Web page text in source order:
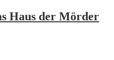
Haus der Mörder